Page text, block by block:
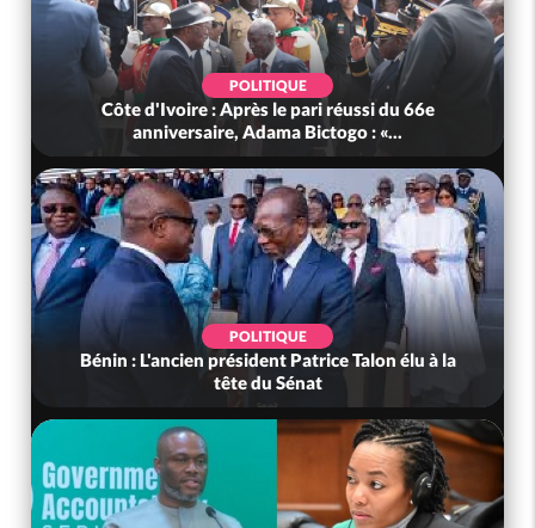
POLITIQUE
Côte d'Ivoire : Après le pari réussi du 66e
anniversaire, Adama Bictogo : «...
POLITIQUE
Bénin : L'ancien président Patrice Talon élu à la
tête du Sénat